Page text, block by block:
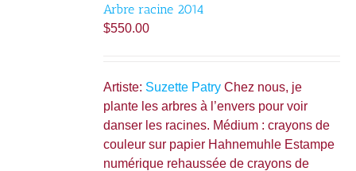
Arbre racine 2014
$550.00
Artiste: Suzette Patry Chez nous, je
plante les arbres à l’envers pour voir
danser les racines. Médium : crayons de
couleur sur papier Hahnemuhle Estampe
numérique rehaussée de crayons de